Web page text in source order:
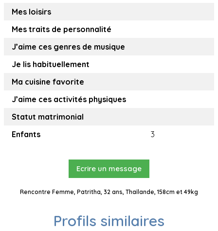
Mes loisirs
Mes traits de personnalité
J’aime ces genres de musique
Je lis habituellement
Ma cuisine favorite
J’aime ces activités physiques
Statut matrimonial
Enfants
3
Ecrire un message
Rencontre Femme, Patritha, 32 ans, Thaïlande, 158cm et 49kg
Profils similaires